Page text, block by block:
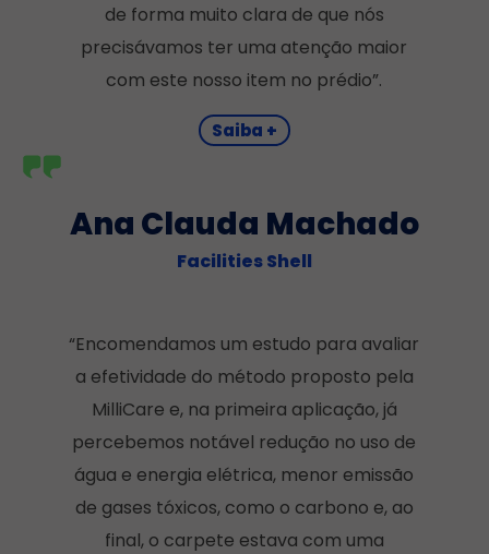
de forma muito clara de que nós
precisávamos ter uma atenção maior
com este nosso item no prédio”.
Saiba +
Ana Clauda Machado
Facilities Shell
“Encomendamos um estudo para avaliar
a efetividade do método proposto pela
MilliCare e, na primeira aplicação, já
percebemos notável redução no uso de
água e energia elétrica, menor emissão
de gases tóxicos, como o carbono e, ao
final, o carpete estava com uma